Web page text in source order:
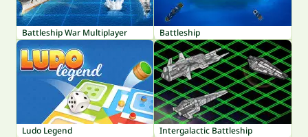
Battleship War Multiplayer Battleship
Ludo Legend Intergalactic Battleship